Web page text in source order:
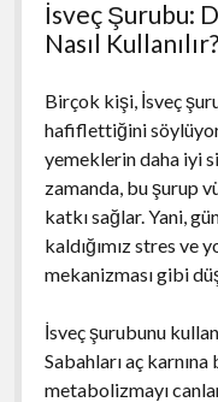
İsveç Şurubu:
Nasıl Kullanılır?
Birçok kişi, İsveç
hafiflettiğini
yemeklerin daha iyi
zamanda, bu şurup
katkı sağlar. Yani,
kaldığımız stres ve
mekanizması gibi
İsveç şurubunu
Sabahları aç
metabolizmayı